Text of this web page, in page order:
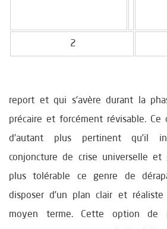
2
report et qui s’avère durant la
précaire et forcément révisable.
d’autant plus pertinent qu’il
conjoncture de crise universelle et
plus tolérable ce genre de
disposer d’un plan clair et
moyen terme. Cette option de